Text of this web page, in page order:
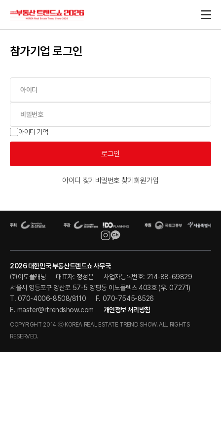
참가기업 로그인
아이디 기억
로그인
아이디 찾기 비밀번호 찾기 회원가입
2026 대한민국 부동산트렌드쇼 사무국
㈜이도플래닝
대표자: 정성은
사업자등록번호: 214-88-69829
서울시 영등포구 양산로 57-5 양평동 이노플렉스 403호 (우. 07271)
T. 070-4006-8508/8110
F. 070-7545-8526
E. master@rtrendshow.com 개인정보 처리방침
COPYRIGHT 2014 ⓒ KOREA REAL ESTATE TREND SHOW. ALL RIGHTS
RESERVED.